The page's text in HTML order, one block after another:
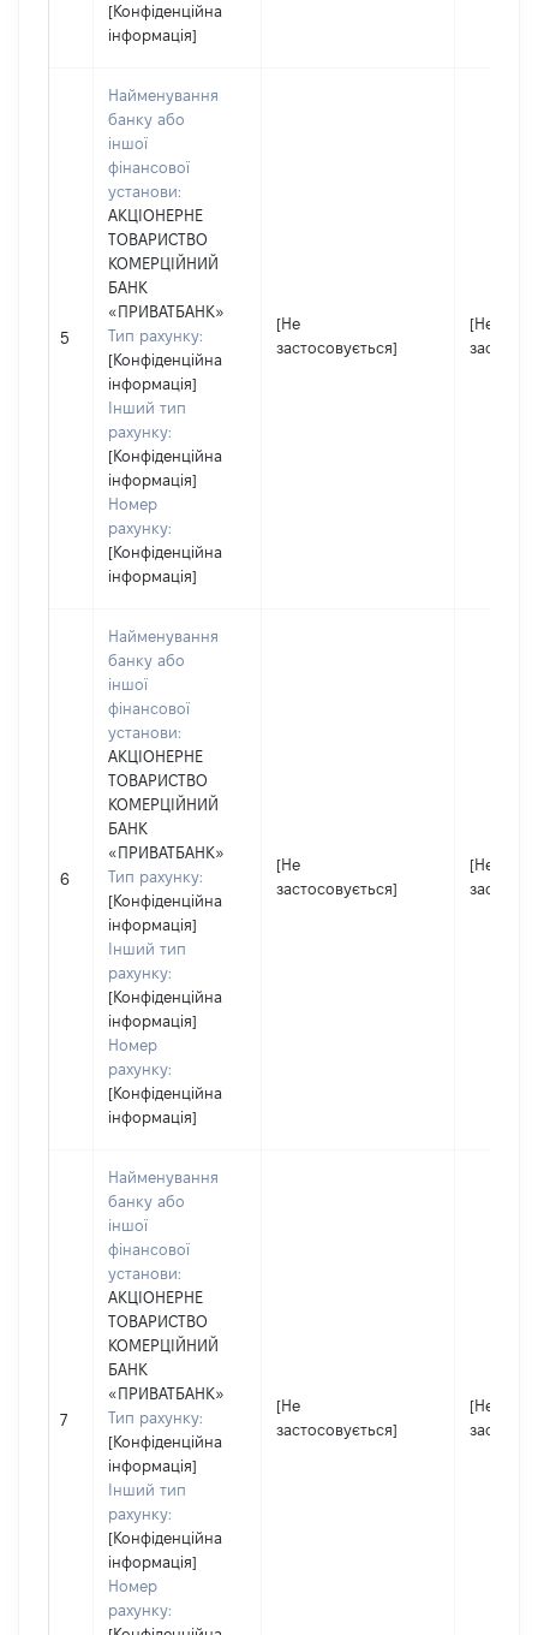
[Конфіденційна
інформація]
5
Найменування
банку або
іншої
фінансової
установи:
АКЦІОНЕРНЕ
ТОВАРИСТВО
КОМЕРЦІЙНИЙ
БАНК
«ПРИВАТБАНК»
Тип рахунку:
[Конфіденційна
інформація]
Інший тип
рахунку:
[Конфіденційна
інформація]
Номер
рахунку:
[Конфіденційна
інформація]
[Не
застосовується]
[Не
6
Найменування
банку або
іншої
фінансової
установи:
АКЦІОНЕРНЕ
ТОВАРИСТВО
КОМЕРЦІЙНИЙ
БАНК
«ПРИВАТБАНК»
Тип рахунку:
[Конфіденційна
інформація]
Інший тип
рахунку:
[Конфіденційна
інформація]
Номер
рахунку:
[Конфіденційна
інформація]
[Не
застосовується]
[Не
7
Найменування
банку або
іншої
фінансової
установи:
АКЦІОНЕРНЕ
ТОВАРИСТВО
КОМЕРЦІЙНИЙ
БАНК
«ПРИВАТБАНК»
Тип рахунку:
[Конфіденційна
інформація]
Інший тип
рахунку:
[Конфіденційна
інформація]
Номер
рахунку:
[Не
застосовується]
[Не